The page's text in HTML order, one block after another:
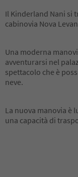
Il Kinderland Nani si
cabinovia Nova
Una moderna
avventurarsi nel
spettacolo che è
neve.
La nuova manovia è
una capacità di